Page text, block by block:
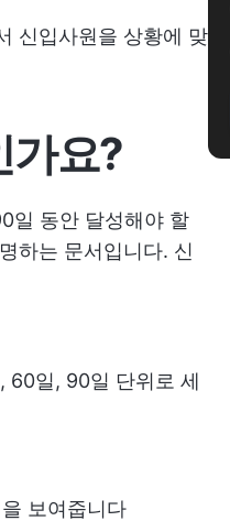
신입사원을 상황에 맞
요?
일 동안 달성해야 할
하는 문서입니다. 신
60일, 90일 단위로 세
보여줍니다